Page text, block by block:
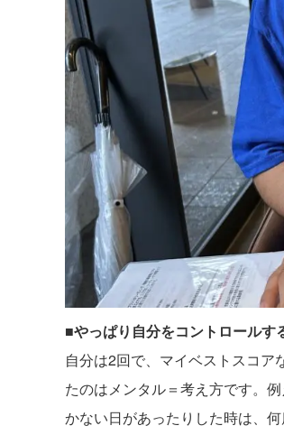
■やっぱり自分をコントロールす
自分は2回で、マイベストスコア
たのはメンタル＝考え方です。
かない日があったりした時は、